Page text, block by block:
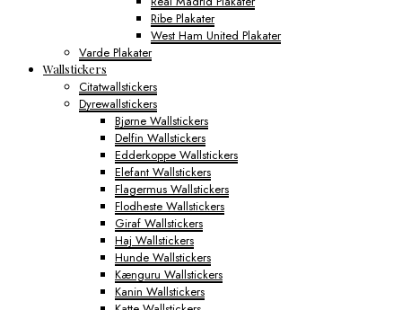
Ribe Plakater
West Ham United Plakater
Varde Plakater
Wallstickers
Citatwallstickers
Dyrewallstickers
Bjørne Wallstickers
Delfin Wallstickers
Edderkoppe Wallstickers
Elefant Wallstickers
Flagermus Wallstickers
Flodheste Wallstickers
Giraf Wallstickers
Haj Wallstickers
Hunde Wallstickers
Kænguru Wallstickers
Kanin Wallstickers